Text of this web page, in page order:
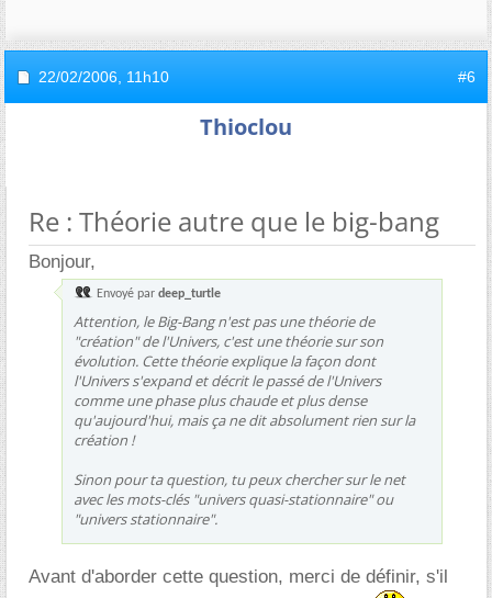
22/02/2006, 11h10 #6
Thioclou
Re : Théorie autre que le big-bang
Bonjour,
Envoyé par deep_turtle
Attention, le Big-Bang n'est pas une théorie de
"création" de l'Univers, c'est une théorie sur son
évolution. Cette théorie explique la façon dont
l'Univers s'expand et décrit le passé de l'Univers
comme une phase plus chaude et plus dense
qu'aujourd'hui, mais ça ne dit absolument rien sur la
création !
Sinon pour ta question, tu peux chercher sur le net
avec les mots-clés "univers quasi-stationnaire" ou
"univers stationnaire".
Avant d'aborder cette question, merci de définir, s'il